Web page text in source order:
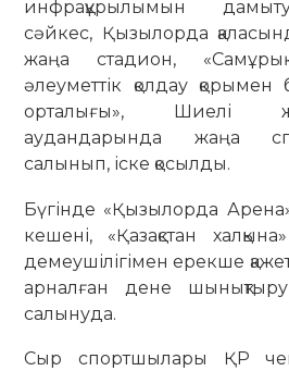
инфрақұрылымын
сәйкес, Қызылорда
жаңа стадион,
әлеуметтік қолдау қорымен
орталығы», Шиелі
аудандарында жаңа
салынып, іске қосылды.
Бүгінде «Қызылорда
кешені, «Қазақстан
демеушілігімен ерекше
арналған дене
салынуда.
Сыр спортшылары ҚР